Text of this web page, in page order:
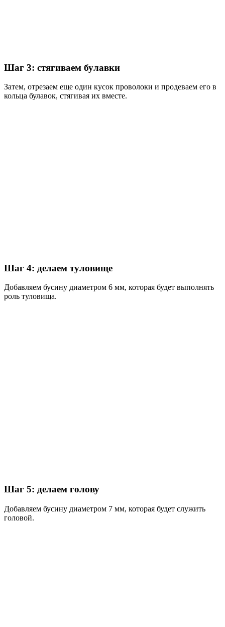
Шаг 3: стягиваем булавки
Затем, отрезаем еще один кусок проволоки и продеваем его в
кольца булавок, стягивая их вместе.
Шаг 4: делаем туловище
Добавляем бусину диаметром 6 мм, которая будет выполнять
роль туловища.
Шаг 5: делаем голову
Добавляем бусину диаметром 7 мм, которая будет служить
головой.